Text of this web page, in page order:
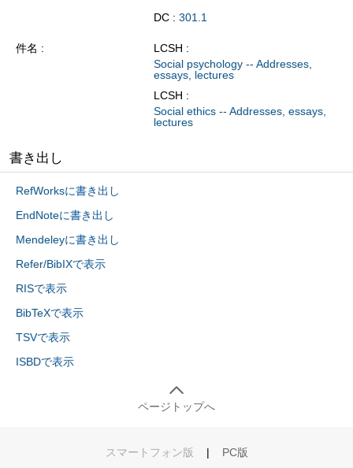
DC : 301.1
件名
LCSH :
Social psychology -- Addresses,
essays, lectures
LCSH :
Social ethics -- Addresses, essays,
lectures
書き出し
RefWorksに書き出し
EndNoteに書き出し
Mendeleyに書き出し
Refer/BibIXで表示
RISで表示
BibTeXで表示
TSVで表示
ISBDで表示
ページトップへ
スマートフォン版 | PC版